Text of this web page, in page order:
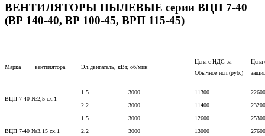
ВЕНТИЛЯТОРЫ ПЫЛЕВЫЕ серии ВЦП 7-40
(ВР 140-40, ВР 100-45, ВРП 115-45)
Марка вентилятора Эл.двигатель, кВт, об/мин
Цена с НДС за
Обычное исп.(руб.)
Цена
ВЦП 7-40 №2,5 сх.1
1,5 3000 11300
22600
2,2
3000 11400 23200
ВЦП 7-40 №3,15 сх.1
1,5 3000 12600
25300
2,2
3000 13000
27600